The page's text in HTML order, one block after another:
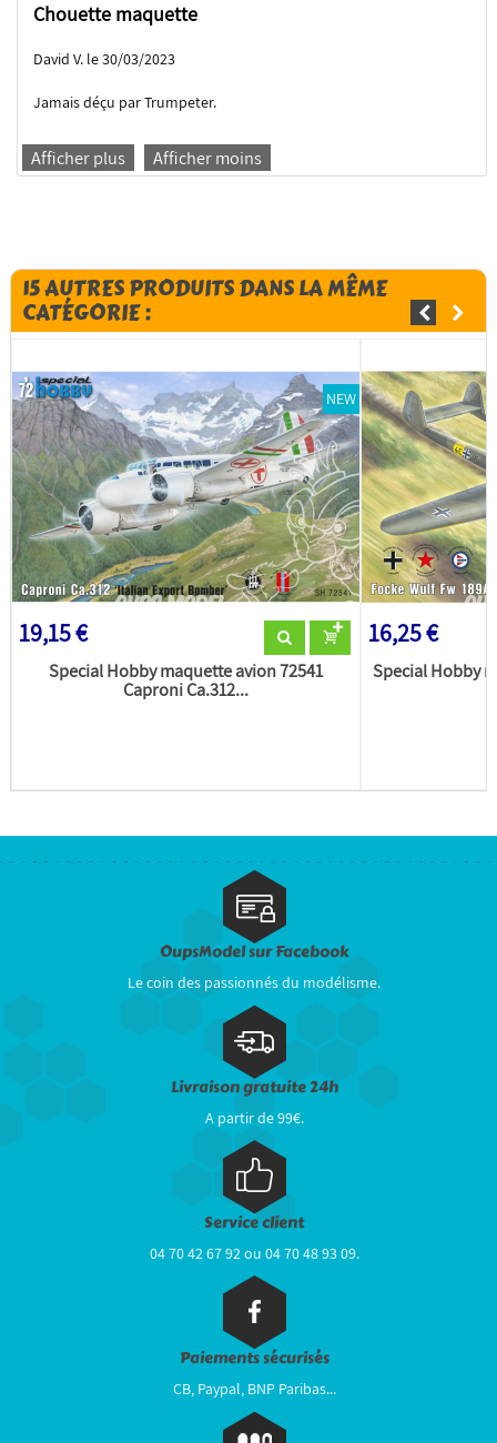
Chouette maquette
David V. le 30/03/2023
Jamais déçu par Trumpeter.
Afficher plus Afficher moins
15 AUTRES PRODUITS DANS LA MÊME
CATÉGORIE :
NEW
19,15 €
Special Hobby maquette avion 72541
Caproni Ca.312...
16,25 €
Special Hobby
OupsModel sur Facebook
Le coin des passionnés du modélisme.
Livraison gratuite 24h
A partir de 99€.
Service client
04 70 42 67 92 ou 04 70 48 93 09.
Paiements sécurisés
CB, Paypal, BNP Paribas...